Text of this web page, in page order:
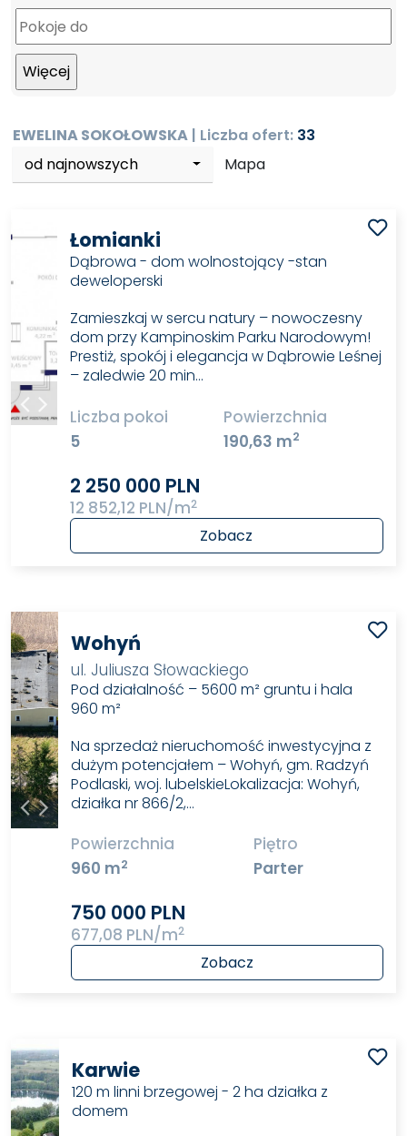
EWELINA SOKOŁOWSKA | Liczba ofert: 33
od najnowszych
Mapa
Łomianki
Dąbrowa - dom wolnostojący -stan
deweloperski
Zamieszkaj w sercu natury – nowoczesny
dom przy Kampinoskim Parku Narodowym!
Prestiż, spokój i elegancja w Dąbrowie Leśnej
– zaledwie 20 min…
Liczba pokoi
5
Powierzchnia
190,63 m2
2 250 000 PLN
12 852,12 PLN/m2
Zobacz
Wohyń
ul. Juliusza Słowackiego
Pod działalność – 5600 m² gruntu i hala
960 m²
Na sprzedaż nieruchomość inwestycyjna z
dużym potencjałem – Wohyń, gm. Radzyń
Podlaski, woj. lubelskieLokalizacja: Wohyń,
działka nr 866/2,…
Powierzchnia
960 m2
Piętro
Parter
750 000 PLN
677,08 PLN/m2
Zobacz
Karwie
120 m linni brzegowej - 2 ha działka z
domem